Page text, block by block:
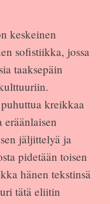
keskeinen
sofistiikka, jossa
taaksepäin
kreikkaa
eräänlaisen
jäljittelyä ja
pidetään toisen
hänen tekstinsä
tätä eliitin